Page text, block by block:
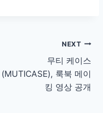
NEXT
무티 케이스
(MUTICASE), 룩북 메이
킹 영상 공개